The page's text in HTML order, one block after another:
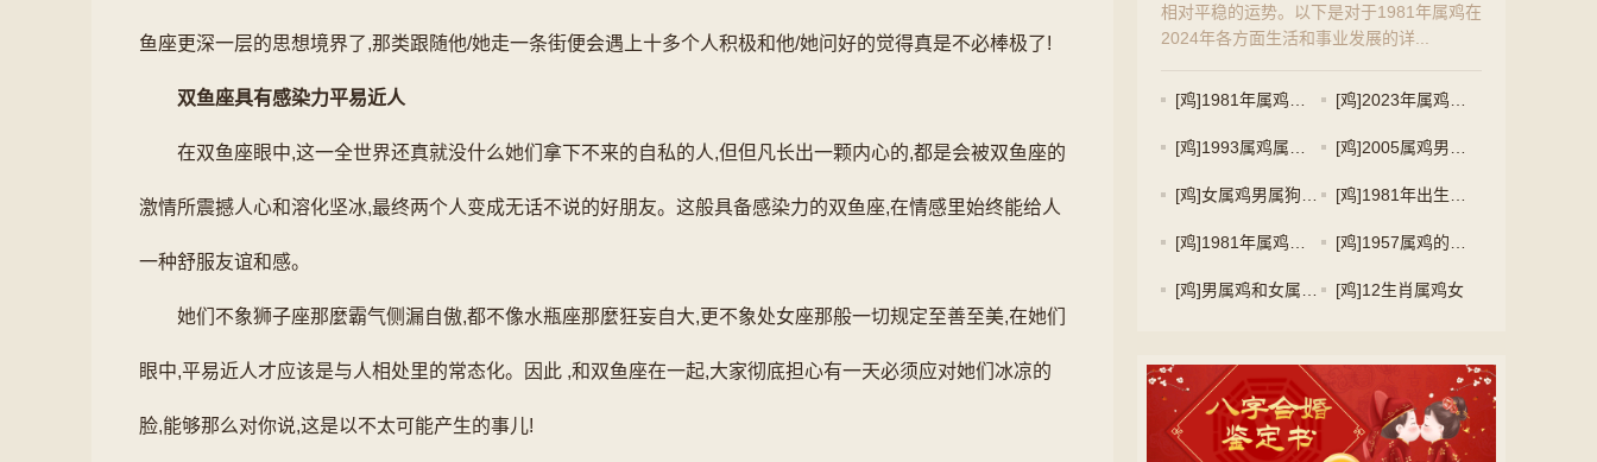
鱼座更深一层的思想境界了,那类跟随他/她走一条街便会遇上十多个人积极和他/她问好的觉得真是不必棒极了!
双鱼座具有感染力平易近人
在双鱼座眼中,这一全世界还真就没什么她们拿下不来的自私的人,但但凡长出一颗内心的,都是会被双鱼座的
激情所震撼人心和溶化坚冰,最终两个人变成无话不说的好朋友。这般具备感染力的双鱼座,在情感里始终能给人
一种舒服友谊和感。
她们不象狮子座那麼霸气侧漏自傲,都不像水瓶座那麼狂妄自大,更不象处女座那般一切规定至善至美,在她们
眼中,平易近人才应该是与人相处里的常态化。因此 ,和双鱼座在一起,大家彻底担心有一天必须应对她们冰凉的
脸,能够那么对你说,这是以不太可能产生的事儿!
相对平稳的运势。以下是对于1981年属鸡在
2024年各方面生活和事业发展的详...
[鸡]1981年属鸡摩羯座男生 [鸡]2023年属鸡的幸运颜色
[鸡]1993属鸡属相婚配表 [鸡]2005属鸡男孩适合职业
[鸡]女属鸡男属狗婚姻好吗 [鸡]1981年出生属鸡人的命运
[鸡]1981年属鸡的几月出生最好 [鸡]1957属鸡的今年多大了
[鸡]男属鸡和女属兔的适合做夫妻吗 [鸡]12生肖属鸡女